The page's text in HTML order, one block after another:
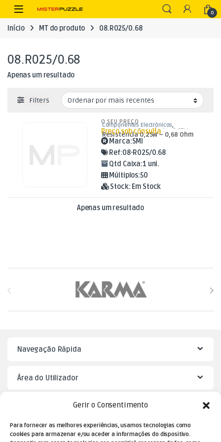
Gerir o Consentimento
Para fornecer as melhores experiências, usamos tecnologias como
cookies para armazenar e/ou aceder a informações do dispositivo.
Skip to navigation
Skip to content
Open 0
Início MT do produto 08.R025/0.68
08.R025/0.68
Apenas um resultado
Filters
Componentes Electrónicos,
Resistências,Resistências 0,25W
Resistência 0,25W – 0,68 Ohm
O SEU PREÇO
Preço sob consulta
Marca:SMI
Ref:08-R025/0.68
Qtd Caixa:1 uni.
Múltiplos:50
Stock: Em Stock
Apenas um resultado
Navegação Rápida
Área do Utilizador